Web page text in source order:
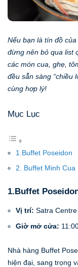
Nếu bạn là tín đồ
đừng nên bỏ qua list
các món cua, ghẹ,
đều sẵn sàng “chiều
cùng hợp lý!
Mục Lục
1.Buffet Poseidon
2. Buffet Minh Cua
1.Buffet
Vị trí: Satra
Giờ mở cửa:
Nhà hàng Buffet
hiện đại, sang trọng